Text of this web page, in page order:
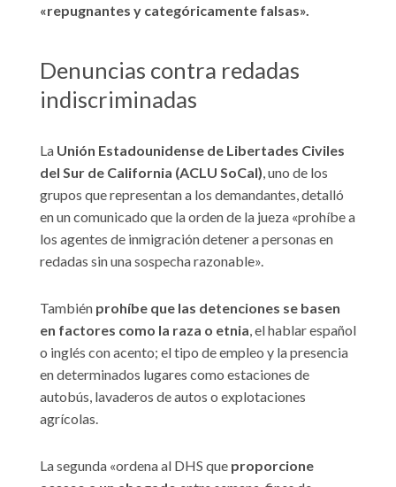
«repugnantes y categóricamente falsas».
Denuncias contra redadas
indiscriminadas
La Unión Estadounidense de Libertades Civiles
del Sur de California (ACLU SoCal), uno de los
grupos que representan a los demandantes, detalló
en un comunicado que la orden de la jueza «prohíbe a
los agentes de inmigración detener a personas en
redadas sin una sospecha razonable».
También prohíbe que las detenciones se basen
en factores como la raza o etnia, el hablar español
o inglés con acento; el tipo de empleo y la presencia
en determinados lugares como estaciones de
autobús, lavaderos de autos o explotaciones
agrícolas.
La segunda «ordena al DHS que proporcione